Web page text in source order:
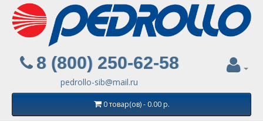
8 (800) 250-62-58
pedrollo-sib@mail.ru
0 товар(ов) - 0.00 р.